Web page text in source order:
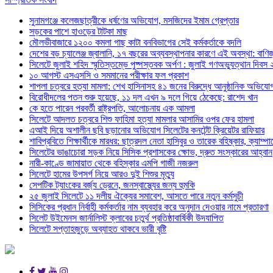
সুনামগঞ্জে কলেজছাত্রীকে ধর্ষণের অভিযোগ, মসজিদের ইমাম গ্রেপ্তার
সড়কের পাশে হাওড়ের টাটকা মাছ
মৌলভীবাজারে ১২০০ কমলা গাছ কাটা বনবিভাগের সেই কর্মকর্তাকে বদলি
দেশের বড় চ্যালেঞ্জ জ্বালানি, ১৭ বছরের অব্যবস্থাপনার কারণে এই অবস্থা:
সিলেটে জুলাই শহিদ স্মৃতিস্তম্ভে পুষ্পস্তবক অর্পণ : জুলাই গণঅভ্যুত্থান দিবস
১০ আগস্ট এসএসসি ও সমমানের পরীক্ষার ফল প্রকাশ
শাপলা চত্বরে হত্যা মামলা: শেখ হাসিনাসহ ৪১ জনের বিরুদ্ধে আনুষ্ঠানিক
বিরোধীদলের পতন শুরু হয়েছে, ১১ দল এখন ৯ দলে গিয়ে ঠেকেছে: রাশেদ খান
কে হতে পারেন পরবর্তী রাষ্ট্রপতি, আলোচনায় এক আমলা
সিলেটে আদলত চত্বরে শিশু ফাহিমা হত্যা মামলার আসামির ওপর ফের হামলা
এআই দিয়ে অশালীন ছবি ছড়ানোর অভিযোগ সিলেটের কনটেন্ট ক্রিয়েটর রাফিয়ার
শাবিপ্রবিতে শিক্ষার্থীকে মারধর: ছাত্রদল নেতা হাসিবুর ও তারেক বহিষ্কার,
সিলেটের ভাঙাচোরা সড়ক নিয়ে সিসিক প্রশাসকের ক্ষোভ, দ্রুত সংস্কারের আহ্বান
নারী-কাণ্ডে জামায়াত থেকে বহিস্কার এমপি গাজী নজরুল
সিলেটে হামের উপসর্গ নিয়ে আরও দুই শিশুর মৃত্যু
সেপটিক ট্যাংকের বর্জ্য ড্রেনে, জনস্বাস্থ্যের জন্য হুমকি
২৫ জুলাই সিলেটে ১১ দলীয় ঐক্যের সমাবেশ, আসতে পারে নতুন কর্মসুচী
সিসিকের প্রধান নির্বাহী কর্মকর্তার নাম ব্যবহার করে অনুদান দেওয়ার নামে প্রতারণা
সিলেট উইমেনস জার্নালিস্ট ক্লাবের চতুর্থ প্রতিষ্ঠাবার্ষিকী উদযাপিত
সিলেটে সপ্তাহজুড়ে অব্যাহত থাকবে ভারী বৃষ্টি